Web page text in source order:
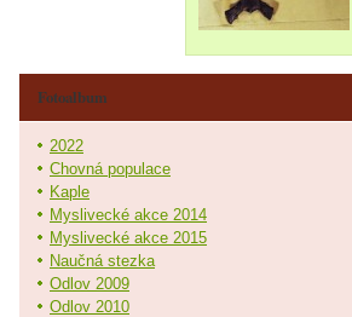
Fotoalbum
2022
Chovná populace
Kaple
Myslivecké akce 2014
Myslivecké akce 2015
Naučná stezka
Odlov 2009
Odlov 2010